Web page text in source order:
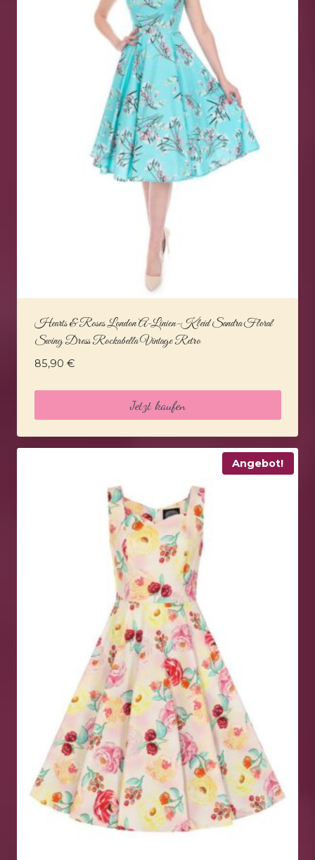
Hearts & Roses London A-Linien-Kleid Sandra Floral
Swing Dress Rockabella Vintage Retro
85,90 €
Jetzt kaufen
Angebot!